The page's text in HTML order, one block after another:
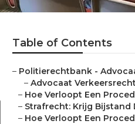
Table of Contents
– Politierechtbank -
– Advocaat Verkeersrecht
– Hoe Verloopt Een
– Strafrecht: Krijg Bijstand
– Hoe Verloopt Een